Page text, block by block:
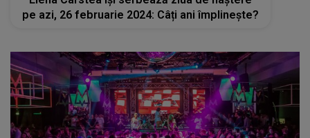
pe azi, 26 februarie 2024: Câți ani împlinește?